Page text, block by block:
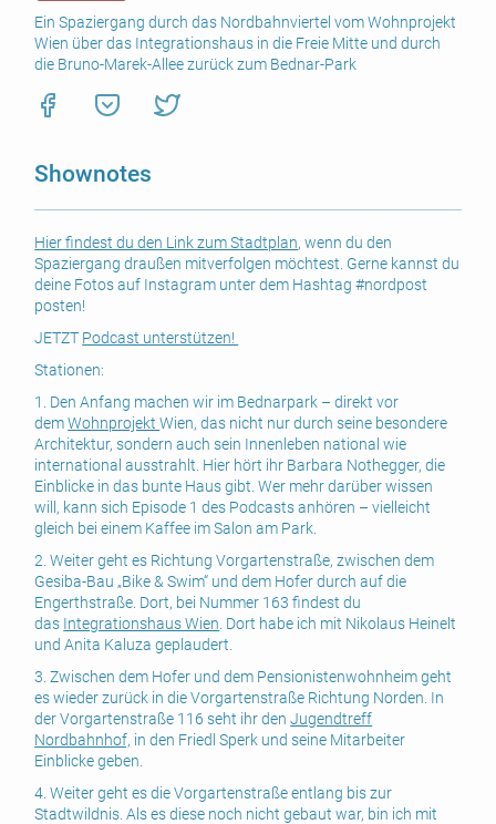
Ein Spaziergang durch das Nordbahnviertel vom Wohnprojekt
Wien über das Integrationshaus in die Freie Mitte und durch
die Bruno-Marek-Allee zurück zum Bednar-Park
Shownotes
Hier findest du den Link zum Stadtplan, wenn du den
Spaziergang draußen mitverfolgen möchtest. Gerne kannst du
deine Fotos auf Instagram unter dem Hashtag #nordpost
posten!
JETZT Podcast unterstützen!
Stationen:
1. Den Anfang machen wir im Bednarpark – direkt vor
demWohnprojektWien, das nicht nur durch seine besondere
Architektur, sondern auch sein Innenleben national wie
international ausstrahlt. Hier hört ihr Barbara Nothegger, die
Einblicke in das bunte Haus gibt. Wer mehr darüber wissen
will, kann sich Episode 1 des Podcasts anhören – vielleicht
gleich bei einem Kaffee im Salon am Park.
2. Weiter geht es Richtung Vorgartenstraße, zwischen dem
Gesiba-Bau „Bike & Swim“ und dem Hofer durch auf die
Engerthstraße. Dort, bei Nummer 163 findest du
das Integrationshaus Wien . Dort habe ich mit Nikolaus Heinelt
und Anita Kaluza geplaudert.
3. Zwischen dem Hofer und dem Pensionistenwohnheim geht
es wieder zurück in die Vorgartenstraße Richtung Norden. In
der Vorgartenstraße 116 seht ihr denJugendtreff
Nordbahnhof, in den Friedl Sperk und seine Mitarbeiter
Einblicke geben.
4. Weiter geht es die Vorgartenstraße entlang bis zur
Stadtwildnis. Als es diese noch nicht gebaut war, bin ich mit